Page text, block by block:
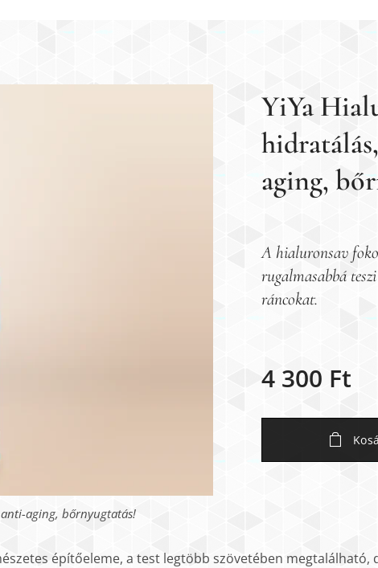
YiYa
aging,
aging, bőrnyugtatás!
A hialuronsav
rugalmasabbá
ráncokat.
4 300 Ft
építőeleme, a test legtöbb szövetében megtalálható,